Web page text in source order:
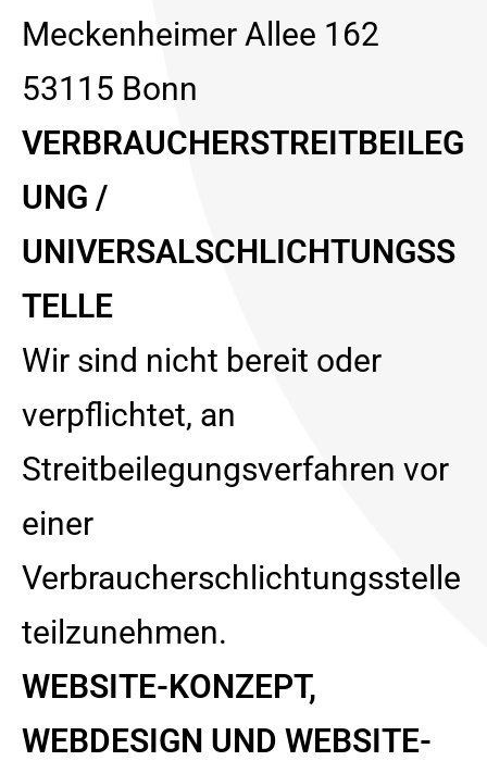
Meckenheimer Allee 162
53115 Bonn
VERBRAUCHERSTREITBEILEG
UNG /
UNIVERSALSCHLICHTUNGSS
TELLE
Wir sind nicht bereit oder
verpflichtet, an
Streitbeilegungsverfahren vor
einer
Verbraucherschlichtungsstelle
teilzunehmen.
WEBSITE-KONZEPT,
WEBDESIGN UND WEBSITE-